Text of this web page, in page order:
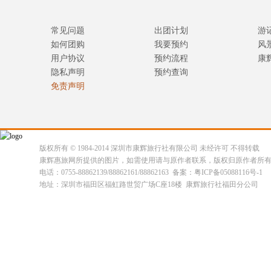
常见问题
如何团购
用户协议
隐私声明
免责声明
出团计划
我要预约
预约流程
预约查询
游
风
康
版权所有 © 1984-2014 深圳市康辉旅行社有限公司 未经许可 不得转载
康辉惠旅网所提供的图片，如需使用请与原作者联系，版权归原作者所
电话：0755-88862139/88862161/88862163 备案：粤ICP备05088116号-1
地址：深圳市福田区福虹路世贸广场C座18楼 康辉旅行社福田分公司